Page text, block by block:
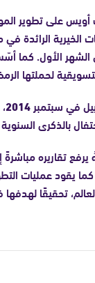
على تطوير
الخيرية
الشهر الأول. كما
لحملتها
في سبتمبر2014
بالذكرى
يرفع تقاريره
يقود عمليات
تحقيقًا